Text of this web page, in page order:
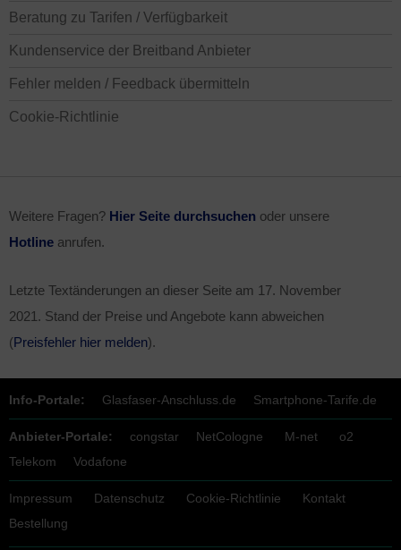
Beratung zu Tarifen / Verfügbarkeit
Kundenservice der Breitband Anbieter
Fehler melden / Feedback übermitteln
Cookie-Richtlinie
Weitere Fragen? Hier Seite durchsuchen oder unsere
Hotline anrufen.
Letzte Textänderungen an dieser Seite am 17. November
2021 . Stand der Preise und Angebote kann abweichen
(Preisfehler hier melden).
Info-Portale: Glasfaser-Anschluss.de Smartphone-Tarife.de
Anbieter-Portale: congstar NetCologne M-net
o2
Telekom
Vodafone
Impressum Datenschutz Cookie-Richtlinie
Kontakt
Bestellung